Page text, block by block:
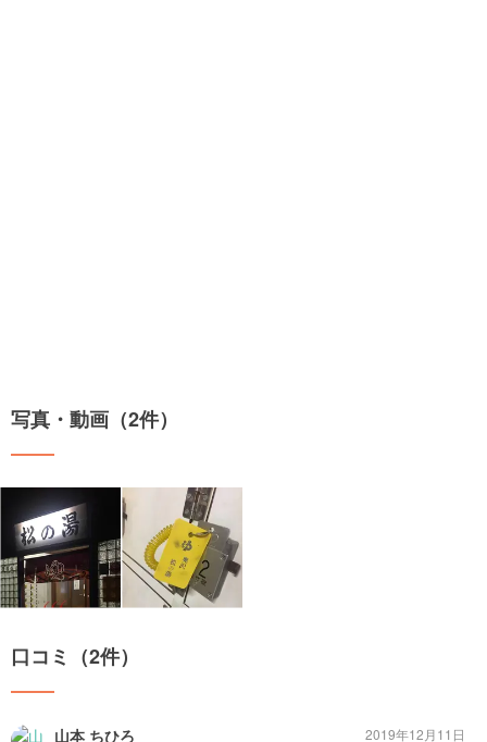
写真・動画（2件）
口コミ（2件）
山本 ちひろ
2019年12月11日